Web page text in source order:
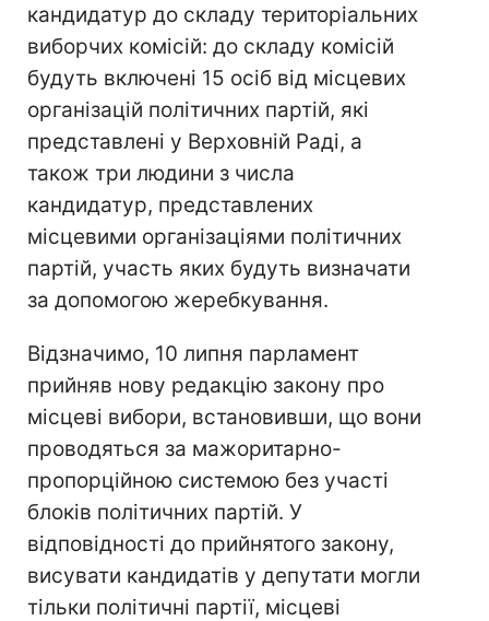
кандидатур до складу територіальних
виборчих комісій: до складу комісій
будуть включені 15 осіб від місцевих
організацій політичних партій, які
представлені у Верховній Раді, а
також три людини з числа
кандидатур, представлених
місцевими організаціями політичних
партій, участь яких будуть визначати
за допомогою жеребкування.
Відзначимо, 10 липня парламент
прийняв нову редакцію закону про
місцеві вибори, встановивши, що вони
проводяться за мажоритарно-
пропорційною системою без участі
блоків політичних партій. У
відповідності до прийнятого закону,
висувати кандидатів у депутати могли
тільки політичні партії, місцеві